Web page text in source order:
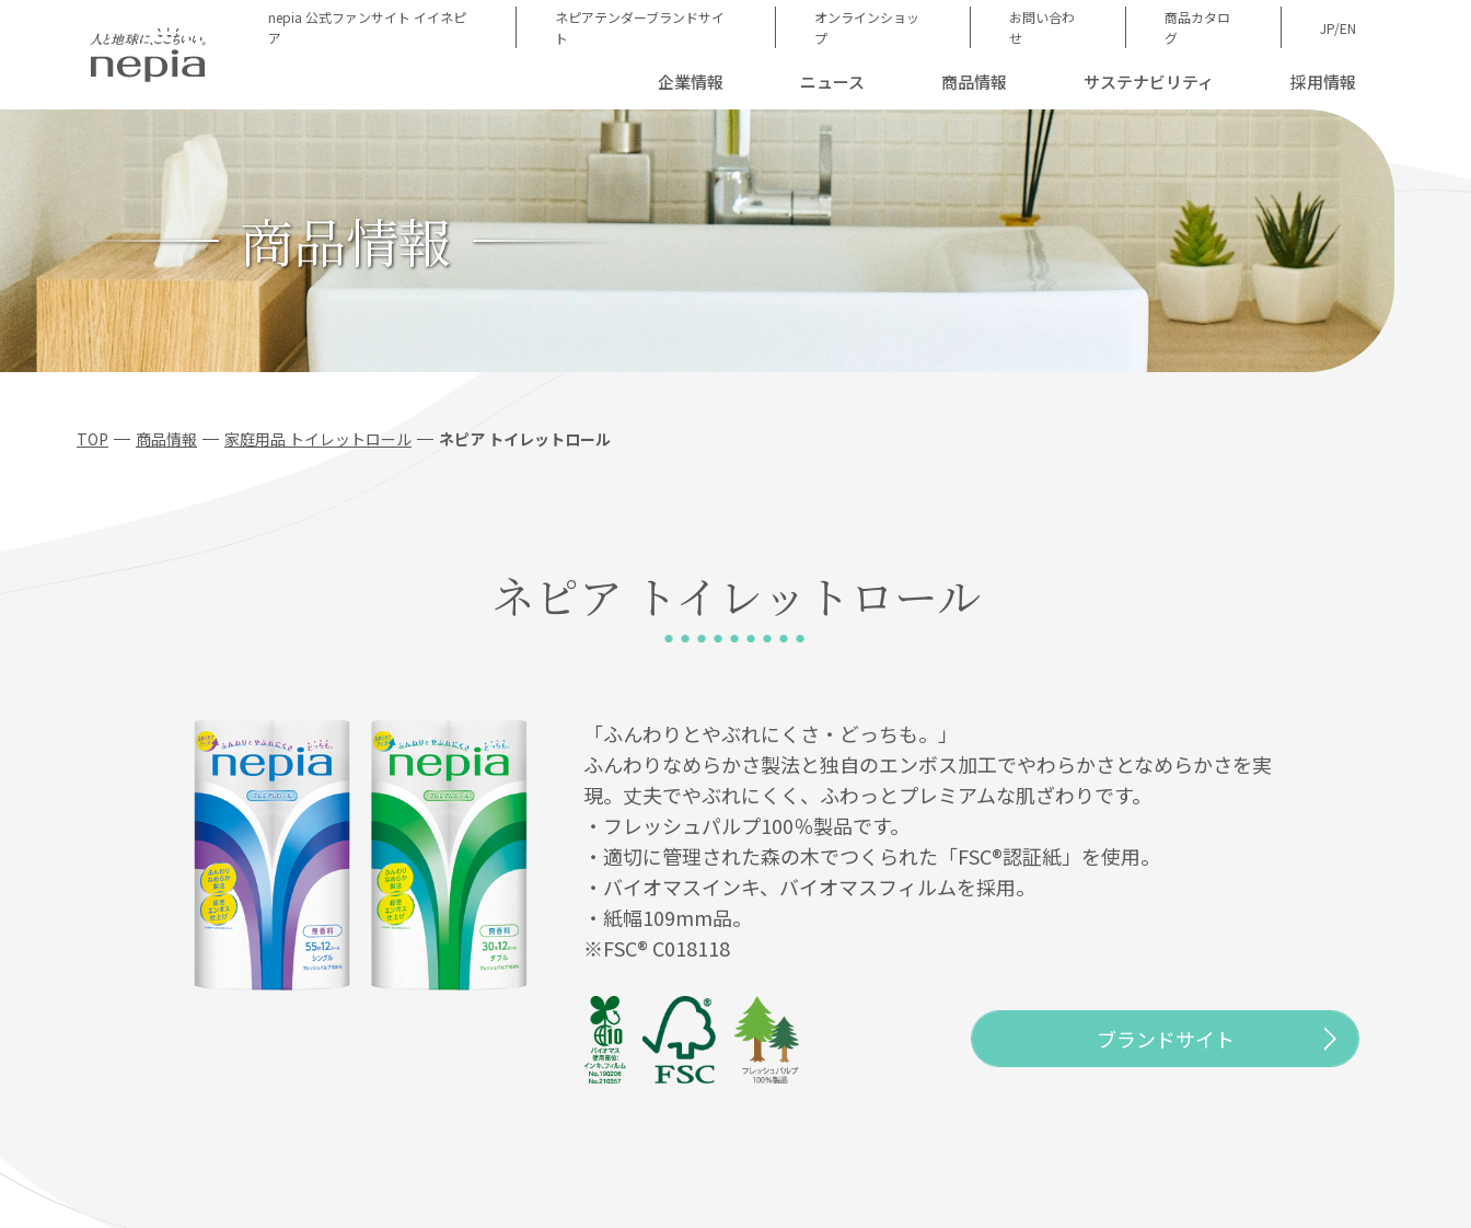
nepia 公式ファンサイト イイネピ
ア
ネピアテンダーブランドサイ
ト
オンラインショッ
プ
お問い合わ
せ
商品カタロ
グ
JP/EN
企業情報 ニュース 商品情報 サステナビリティ 採用情報
商品情報
TOP 商品情報 家庭用品 トイレットロール ネピア トイレットロール
ネピア トイレットロール
「ふんわりとやぶれにくさ・どっちも。」
ふんわりなめらかさ製法と独自のエンボス加工でやわらかさとなめらかさを実
現。丈夫でやぶれにくく、ふわっとプレミアムな肌ざわりです。
・フレッシュパルプ100％製品です。
・適切に管理された森の木でつくられた「FSC®認証紙」を使用。
・バイオマスインキ、バイオマスフィルムを採用。
・紙幅109mm品。
※FSC® C018118
ブランドサイト